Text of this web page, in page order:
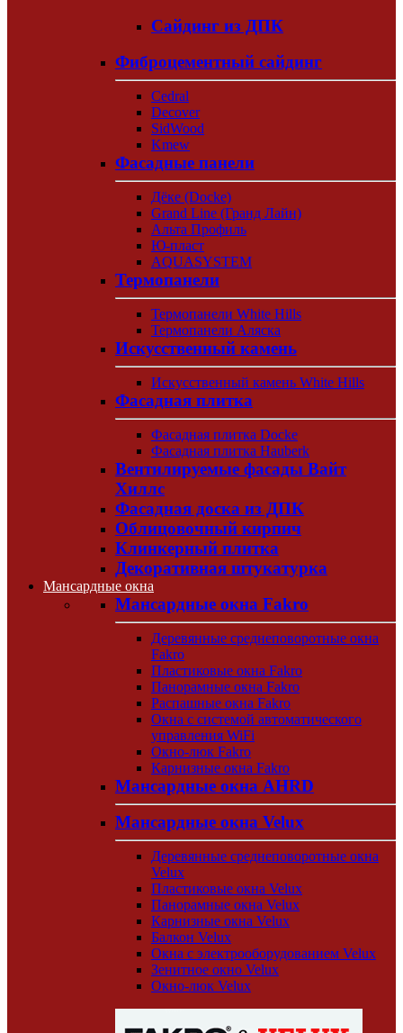
Сайдинг из ДПК
Фиброцементный сайдинг
Cedral
Decover
SidWood
Kmew
Фасадные панели
Дёке (Docke)
Grand Line (Гранд Лайн)
Альта Профиль
Ю-пласт
AQUASYSTEM
Термопанели
Термопанели White Hills
Термопанели Аляска
Искусственный камень
Искусственный камень White Hills
Фасадная плитка
Фасадная плитка Docke
Фасадная плитка Hauberk
Вентилируемые фасады Вайт
Хиллс
Фасадная доска из ДПК
Облицовочный кирпич
Клинкерный плитка
Декоративная штукатурка
Мансардные окна
Мансардные окна Fakro
Деревянные среднеповоротные окна
Fakro
Пластиковые окна Fakro
Панорамные окна Fakro
Распашные окна Fakro
Окна с системой автоматического
управления WiFi
Окно-люк Fakro
Карнизные окна Fakro
Мансардные окна AHRD
Мансардные окна Velux
Деревянные среднеповоротные окна
Velux
Пластиковые окна Velux
Панорамные окна Velux
Карнизные окна Velux
Балкон Velux
Окна с электрооборудованием Velux
Зенитное окно Velux
Окно-люк Velux